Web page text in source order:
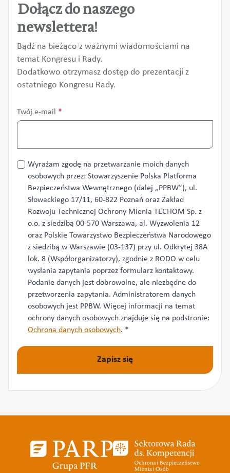
Dołącz do naszego
newslettera!
Bądź na bieżąco z ważnymi wiadomościami na
temat Kongresu i Rady.
Dodatkowo otrzymasz dostęp do prezentacji z
ostatniego Kongresu Rady.
Twój e-mail *
Przetwarzanie
danych
Wyrażam zgodę na przetwarzanie moich danych
osobowych przez: Stowarzyszenie Polska Platforma
Bezpieczeństwa Wewnętrznego (dalej „PPBW”), ul.
Słowackiego 17/11, 60-822 Poznań oraz Zakład
Rozwoju Technicznej Ochrony Mienia TECHOM Sp. z
o.o. z siedzibą 00-570 Warszawa, al. Wyzwolenia 12
oraz Polskie Towarzystwo Bezpieczeństwa Narodowego
z siedzibą w Warszawie (03-137) przy ul. Odkrytej 38A
lok. 8 (Współorganizatorzy), zgodnie z RODO w celu
wysłania zapytania poprzez formularz kontaktowy.
Podanie danych jest dobrowolne, ale niezbędne do
przetworzenia zapytania. Administratorem danych
osobowych jest PPBW. Więcej informacji na temat
ochrony danych osobowych znajduje się na podstronie:
Ochrona danych osobowych. *
Zapisz się